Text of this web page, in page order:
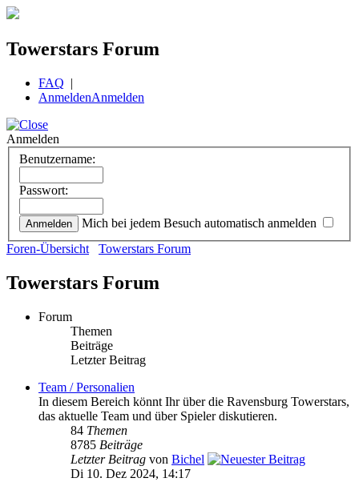
Towerstars Forum
FAQ |
AnmeldenAnmelden
Anmelden
Benutzername:
Passwort:
Mich bei jedem Besuch automatisch anmelden
Foren-Übersicht
Towerstars Forum
Towerstars Forum
Forum
Themen
Beiträge
Letzter Beitrag
Team / Personalien
In diesem Bereich könnt Ihr über die Ravensburg Towerstars,
das aktuelle Team und über Spieler diskutieren.
84 Themen
8785 Beiträge
Letzter Beitrag von Bichel
Di 10. Dez 2024, 14:17